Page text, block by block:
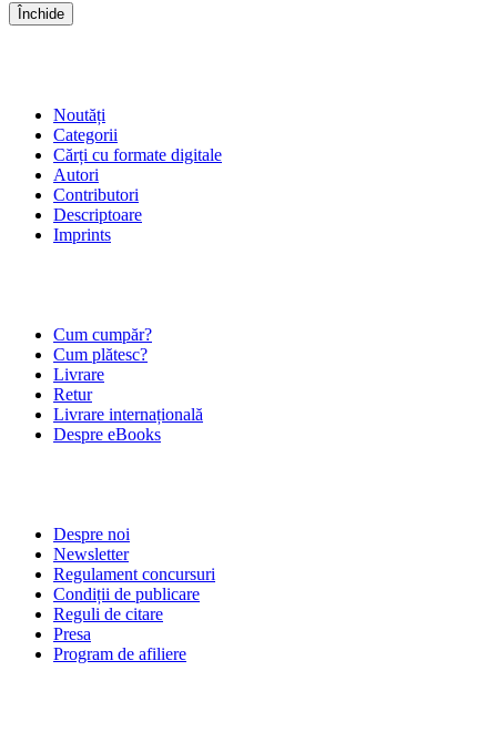
Închide
Noutăți
Categorii
Cărți cu formate digitale
Autori
Contributori
Descriptoare
Imprints
Cum cumpăr?
Cum plătesc?
Livrare
Retur
Livrare internațională
Despre eBooks
Despre noi
Newsletter
Regulament concursuri
Condiții de publicare
Reguli de citare
Presa
Program de afiliere